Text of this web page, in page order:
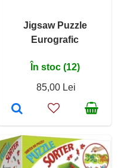
Jigsaw Puzzle
Eurografic
În stoc (12)
85,00 Lei